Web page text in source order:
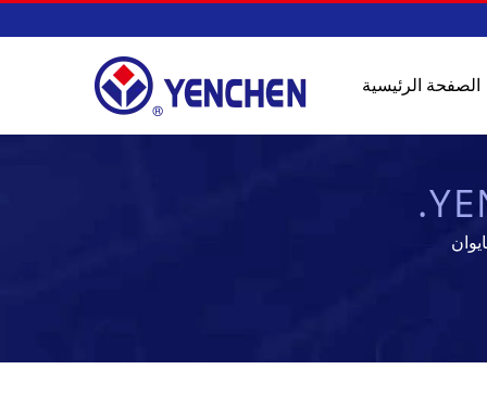
الصفحة الرئيسية